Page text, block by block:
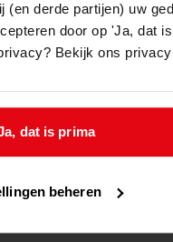
(en derde partijen) uw
door op 'Ja, dat
Bekijk ons
dat is prima
beheren